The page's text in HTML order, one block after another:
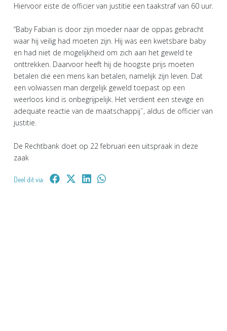
Hiervoor eiste de officier van justitie een taakstraf van 60 uur.
“Baby Fabian is door zijn moeder naar de oppas gebracht
waar hij veilig had moeten zijn. Hij was een kwetsbare baby
en had niet de mogelijkheid om zich aan het geweld te
onttrekken. Daarvoor heeft hij de hoogste prijs moeten
betalen die een mens kan betalen, namelijk zijn leven. Dat
een volwassen man dergelijk geweld toepast op een
weerloos kind is onbegrijpelijk. Het verdient een stevige en
adequate reactie van de maatschappij˝, aldus de officier van
justitie.
De Rechtbank doet op 22 februari een uitspraak in deze
zaak
Deel dit via: